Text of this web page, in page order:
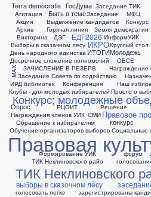
Terra democratia
Агитация
Акция
Архив
Быть в теме
Викторина
Выборы в сказачном лесу
Выдвижение кандидатов
Горячая линия
ГосДума
ДЭГ
День народного единства
Досрочное сложение полномочий
ЕДГ2026
ЗАЧИСЛЕНИЕ В РЕЗЕРВ
Заседание
Заседание Совета по содействию
Заседание ТИК
Земля демократии
ИКРО
ИРД библиотек
ИТОГИ
ИнформУИК
Клубы - для молодых избирателей
Конкурс
Конкурс; молодежные
Конференция
Круглый стол
МАХ
МФЦ
Молодежь
Награждение
Награждения членов УИК
Наш
ОБСЕ
Обращение к избирателям
Обучение организаторов выборов
Опрос
Правовая
Правовое
Просто о
РЦОИТ
Решение
СМИ
Социальные
ТИК Неклиновского райо
ТИК Неклиновского
Формирование УИК
выборы в сказочном лесу
голосовать легко зарегистрированы
конкурс
форум